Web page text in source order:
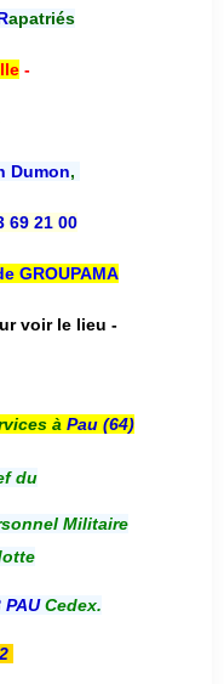
apatriés
-
Dumon,
69 21 00
GROUPAMA
voir le lieu -
à Pau (64)
du
Militaire
PAUCedex.